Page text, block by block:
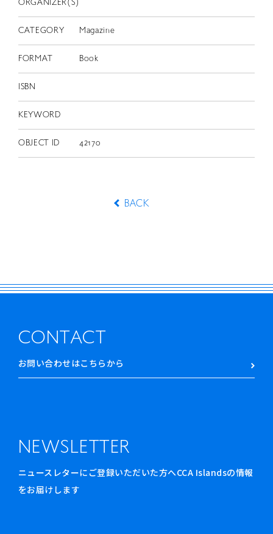
ORGANIZER(S)
CATEGORY Magazine
FORMAT Book
ISBN
KEYWORD
OBJECT ID 42170
BACK
CONTACT
お問い合わせはこちらから
NEWSLETTER
ニュースレターにご登録いただいた方へCCA Islandsの情報
をお届けします